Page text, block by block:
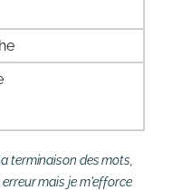
terminaison des mots,
mais je m'efforce